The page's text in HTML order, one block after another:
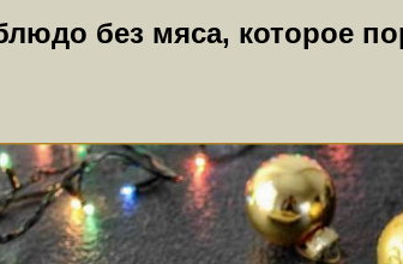
без мяса, которое